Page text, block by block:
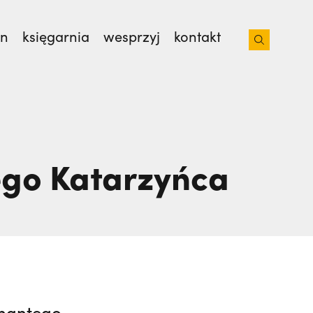
księgarnia wesprzyj kontakt
Kijas,
Katarzyńca